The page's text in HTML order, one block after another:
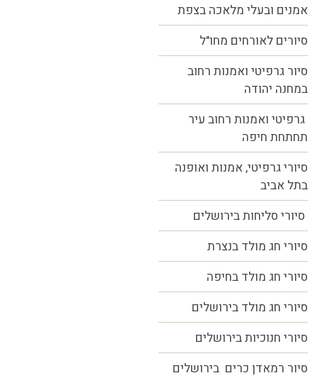
אמנים ובעלי מלאכה בצפת
סיורים לאורחים מחו"ל
סיור גרפיטי ואמנות רחוב
במחנה יהודה
גרפיטי ואמנות רחוב עיר
תחתחת חיפה
סיורי גרפיטי, אמנות ואופנה
בתל אביב
סיורי סליחות בירושלים
סיורי חג מולד בנצרת
סיורי חג מולד בחיפה
סיורי חג מולד בירושלים
סיורי חנוכיות בירושלים
סיור רמאדן כרים בירושלים